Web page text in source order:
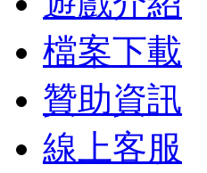
檔案下載
贊助資訊
線上客服